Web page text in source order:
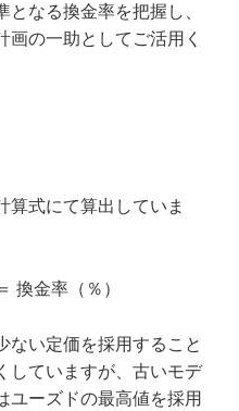
なる換金率を把握し、
画の一助としてご活用く
算式にて算出していま
換金率（％）
ない定価を採用すること
していますが、古いモデ
ユーズドの最高値を採用